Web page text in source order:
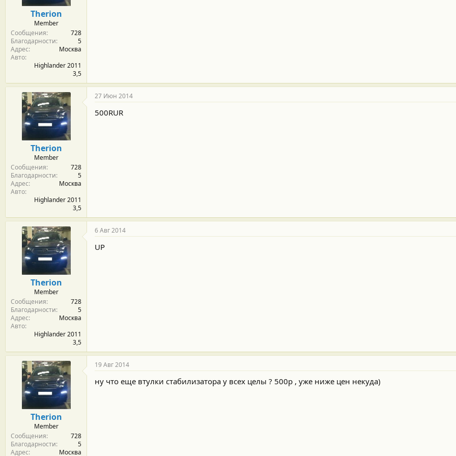
Therion
Member
Сообщения
728
Благодарности
5
Адрес
Москва
Авто
Highlander 2011
3,5
Therion
Member
Сообщения
728
Благодарности
5
Адрес
Москва
Авто
Highlander 2011
3,5
27 Июн 2014
500RUR
Therion
Member
Сообщения
728
Благодарности
5
Адрес
Москва
Авто
Highlander 2011
3,5
6 Авг 2014
UP
Therion
Member
Сообщения
728
Благодарности
5
Адрес
Москва
19 Авг 2014
ну что еще втулки стабилизатора у всех целы ? 500р , уже ниже цен некуда)